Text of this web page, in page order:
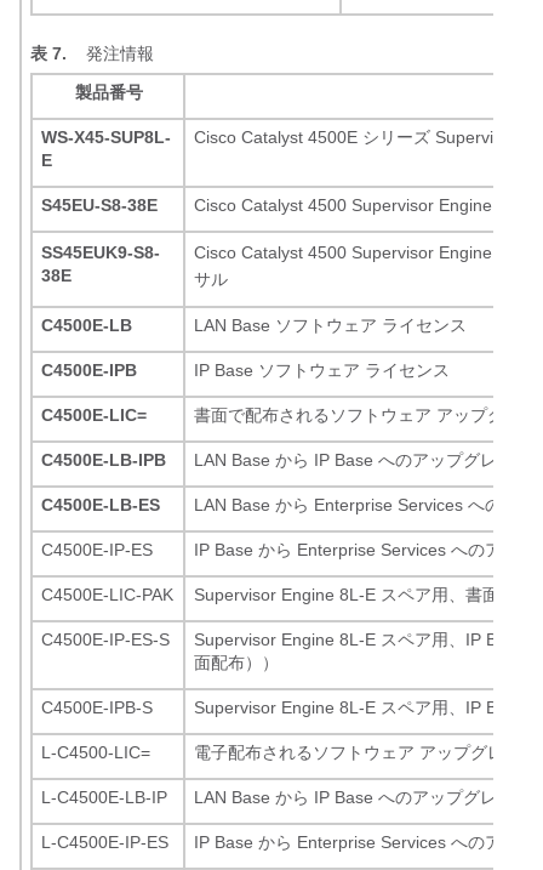
表 7.
発注情報
製品番号
WS-X45-SUP8L-
E
Cisco Catalyst 4500E シリーズ Supervisor
S45EU-S8-38E Cisco Catalyst 4500 Supervisor Engine 8L-E
SS45EUK9-S8-
38E
Cisco Catalyst 4500 Supervisor Engine 8L-E
サル
C4500E-LB LAN Base ソフトウェア ライセンス
C4500E-IPB IP Base ソフトウェア ライセンス
C4500E-LIC= 書面で配布されるソフトウェア アップグレ
C4500E-LB-IPB LAN Base から IP Base へのアップグレード
C4500E-LB-ES LAN Base から Enterprise Services へのア
C4500E-IP-ES IP Base から Enterprise Services へのアッ
C4500E-LIC-PAK Supervisor Engine 8L-E スペア用、書面配
C4500E-IP-ES-S
Supervisor Engine 8L-E スペア用、IP Base
面配布））
C4500E-IPB-S Supervisor Engine 8L-E スペア用、IP Base
L-C4500-LIC= 電子配布されるソフトウェア アップグレー
L-C4500E-LB-IP LAN Base から IP Base へのアップグレード
L-C4500E-IP-ES IP Base から Enterprise Services へのアッ